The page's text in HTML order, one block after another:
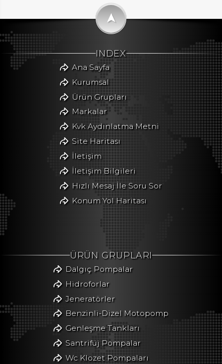
➤
INDEX
Ana Sayfa
Kurumsal
Ürün Grupları
Markalar
Kvk Aydınlatma Metni
Site Haritası
İletişim
İletişim Bilgileri
Hızlı Mesaj İle Soru Sor
Konum Yol Haritası
ÜRÜN GRUPLARI
Dalgıç Pompalar
Hidroforlar
Jeneratörler
Benzinli-Dizel Motopomp
Genleşme Tankları
Santrifüj Pompalar
Wc Klozet Pompaları